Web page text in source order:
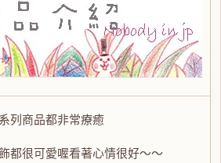
列商品都非常療癒
都很可愛喔看著心情很好～～